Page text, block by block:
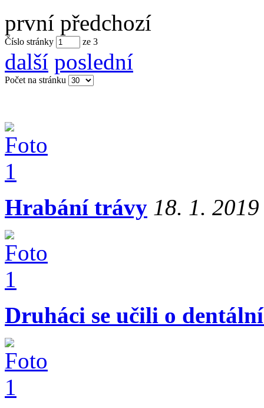
první předchozí
Číslo stránky ze 3
další poslední
Počet na stránku
Hrabání trávy 18. 1. 2019
Druháci se učili o